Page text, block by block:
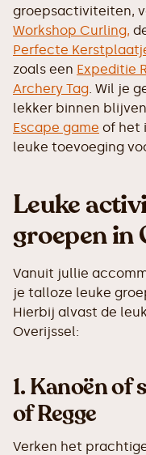
groepsactiviteiten,
Workshop Curling,
Perfecte
zoals een Expeditie
Archery Tag. Wil je
lekker binnen
Escape game of het
leuke toevoeging
Leuke
groepen in
Vanuit jullie
je talloze leuke
Hierbij alvast de
Overijssel:
1.Kanoën of
of Regge
Verken het